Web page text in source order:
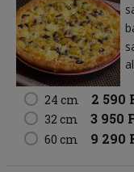
24 cm 2 590
32 cm 3 950
60 cm 9 290